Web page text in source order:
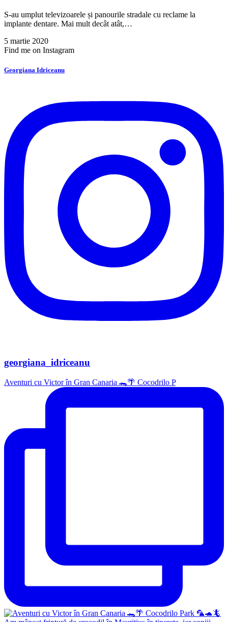
S-au umplut televizoarele și panourile stradale cu reclame la
implante dentare. Mai mult decât atât,…
5 martie 2020
Find me on Instagram
Georgiana Idriceanu
georgiana_idriceanu
Aventuri cu Victor în Gran Canaria 🐊🌴 Cocodrilo P